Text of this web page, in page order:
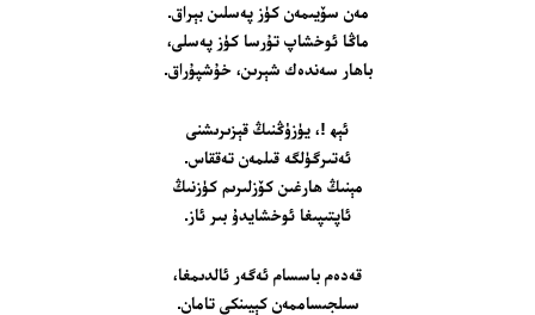
مەن سۆيىمەن كۈز پەسلىن بېراق.
ماڭا ئوخشاپ تۇرسا كۈز پەسلى،
باھار سەندەك شېرىن، خۇشپۇراق.
ئېھ !، يۈزۈڭنىڭ قېزىرىشنى
ئەتىرگۈلگە قىلمەن تەققاس.
مېنىڭ ھارغىن كۆزلىرىم كۈزنىڭ
ئاپتىپىغا ئوخشايدۇ بىر ئاز.
قەدەم باسسام ئەگەر ئالدىمغا،
سىلجىساممەن كېيىنكى تامان.